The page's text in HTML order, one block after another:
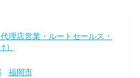
理店営業・ルートセールス・
）
福岡市